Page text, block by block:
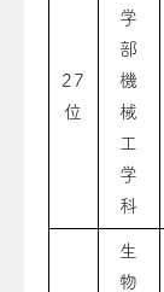
27
位
学
部
機
械
工
学
科
生
物